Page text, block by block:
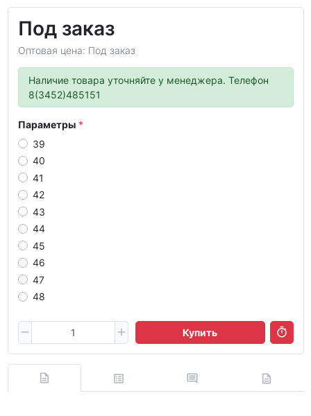
Под заказ
Оптовая цена: Под заказ
Наличие товара уточняйте у менеджера. Телефон
8(3452)485151
Параметры
39
40
41
42
43
44
45
46
47
48
Купить